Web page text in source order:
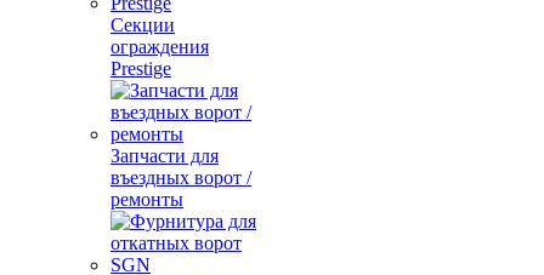
Секции
ограждения
Prestige
Запчасти для
въездных ворот /
ремонты